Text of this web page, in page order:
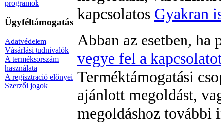
programok
Ügyféltámogatás
Adatvédelem
Vásárlási tudnivalók
A terméksorszám
használata
A regisztráció előnyei
Szerzői jogok
kapcsolatos Gyakran
Abban az esetben, ha
vegye fel a
Terméktámogatási
ajánlott megoldást,
megoldáshoz